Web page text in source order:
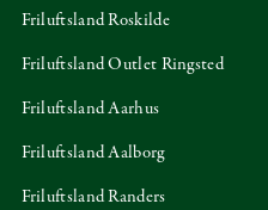
Friluftsland Roskilde
Friluftsland Outlet Ringsted
Friluftsland Aarhus
Friluftsland Aalborg
Friluftsland Randers